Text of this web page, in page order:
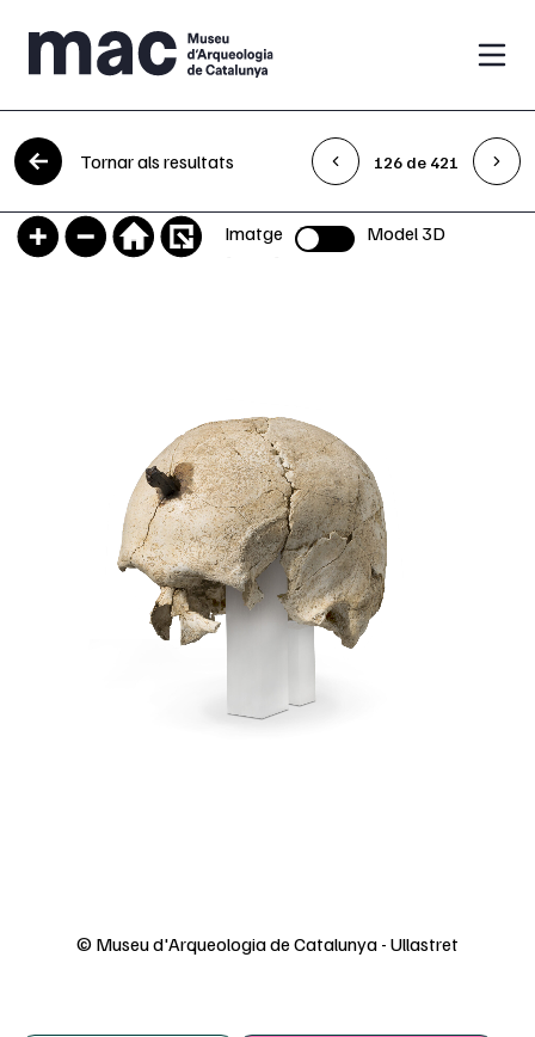
Vés al contingut
Tornar als resultats 126 de 421
Imatge Selector Model 3D
© Museu d'Arqueologia de Catalunya - Ullastret